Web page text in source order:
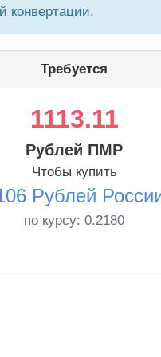
конвертации.
Требуется
1113.11
Рублей ПМР
Чтобы купить
Рублей
по курсу: 0.2180